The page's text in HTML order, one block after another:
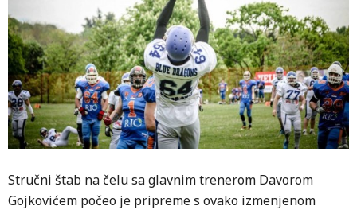
Stručni štab na čelu sa glavnim trenerom Davorom
Gojkovićem počeo je pripreme s ovako izmenjenom